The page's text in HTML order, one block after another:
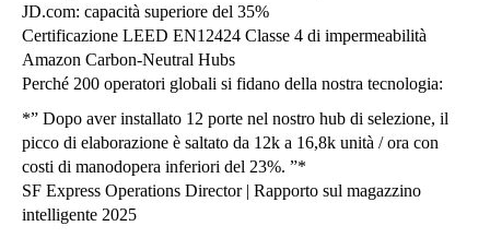
JD.com: capacità superiore del 35%
Certificazione LEED EN12424 Classe 4 di impermeabilità
Amazon Carbon-Neutral Hubs
Perché 200 operatori globali si fidano della nostra tecnologia:
*” Dopo aver installato 12 porte nel nostro hub di selezione, il
picco di elaborazione è saltato da 12k a 16,8k unità / ora con
costi di manodopera inferiori del 23%. ”*
SF Express Operations Director | Rapporto sul magazzino
intelligente 2025